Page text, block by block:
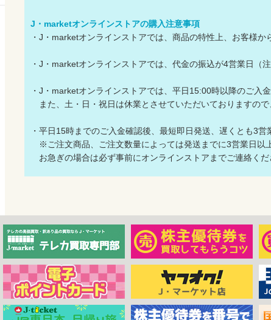
J・marketオンラインストアの購入注意事項
・J・marketオンラインストアでは、商品の特性上、お客様
・J・marketオンラインストアでは、代金の振込が4営業日（
・J・marketオンラインストアでは、平日15:00時以降のご入
また、土・日・祝日は休業とさせていただいておりますの
・平日15時までのご入金確認後、最短即日発送、遅くとも3営
※ご注文商品、ご注文数量によっては発送までに3営業日以
お急ぎの場合は必ず事前にオンラインストアまでご連絡くだ